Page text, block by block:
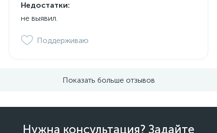
Недостатки:
не выявил.
Поддерживаю
Показать больше отзывов
Нужна консультация? Задайте